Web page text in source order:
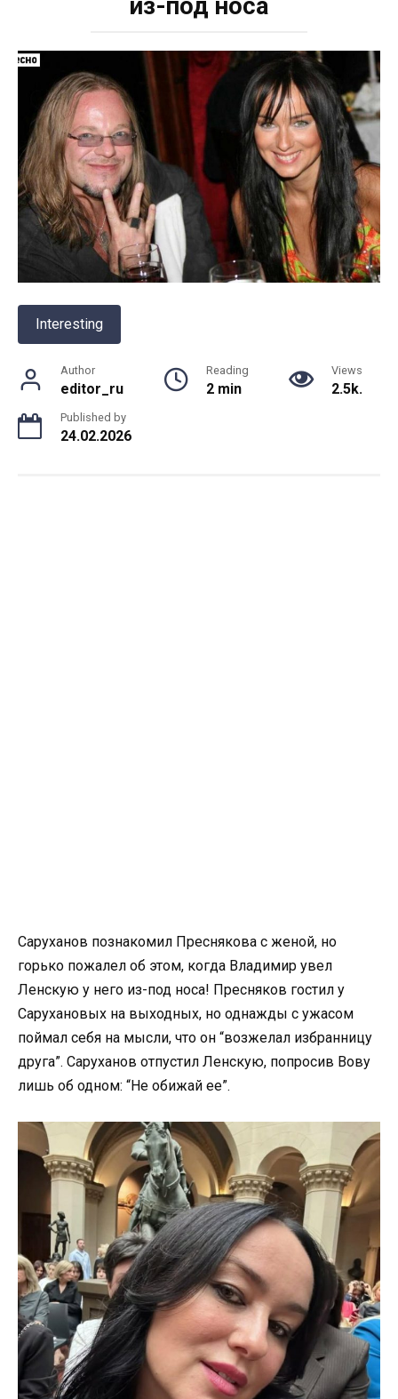
из-под носа
Interesting
Author
editor_ru
Reading
2 min
Views
2.5k.
Published by
24.02.2026
Саруханов познакомил Преснякова с женой, но
горько пожалел об этом, когда Владимир увел
Ленскую у него из-под носа! Пресняков гостил у
Сарухановых на выходных, но однажды с ужасом
поймал себя на мысли, что он “возжелал избранницу
друга”. Саруханов отпустил Ленскую, попросив Вову
лишь об одном: “Не обижай ее”.